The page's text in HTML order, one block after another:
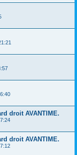
droit AVANTIME.
droit AVANTIME.